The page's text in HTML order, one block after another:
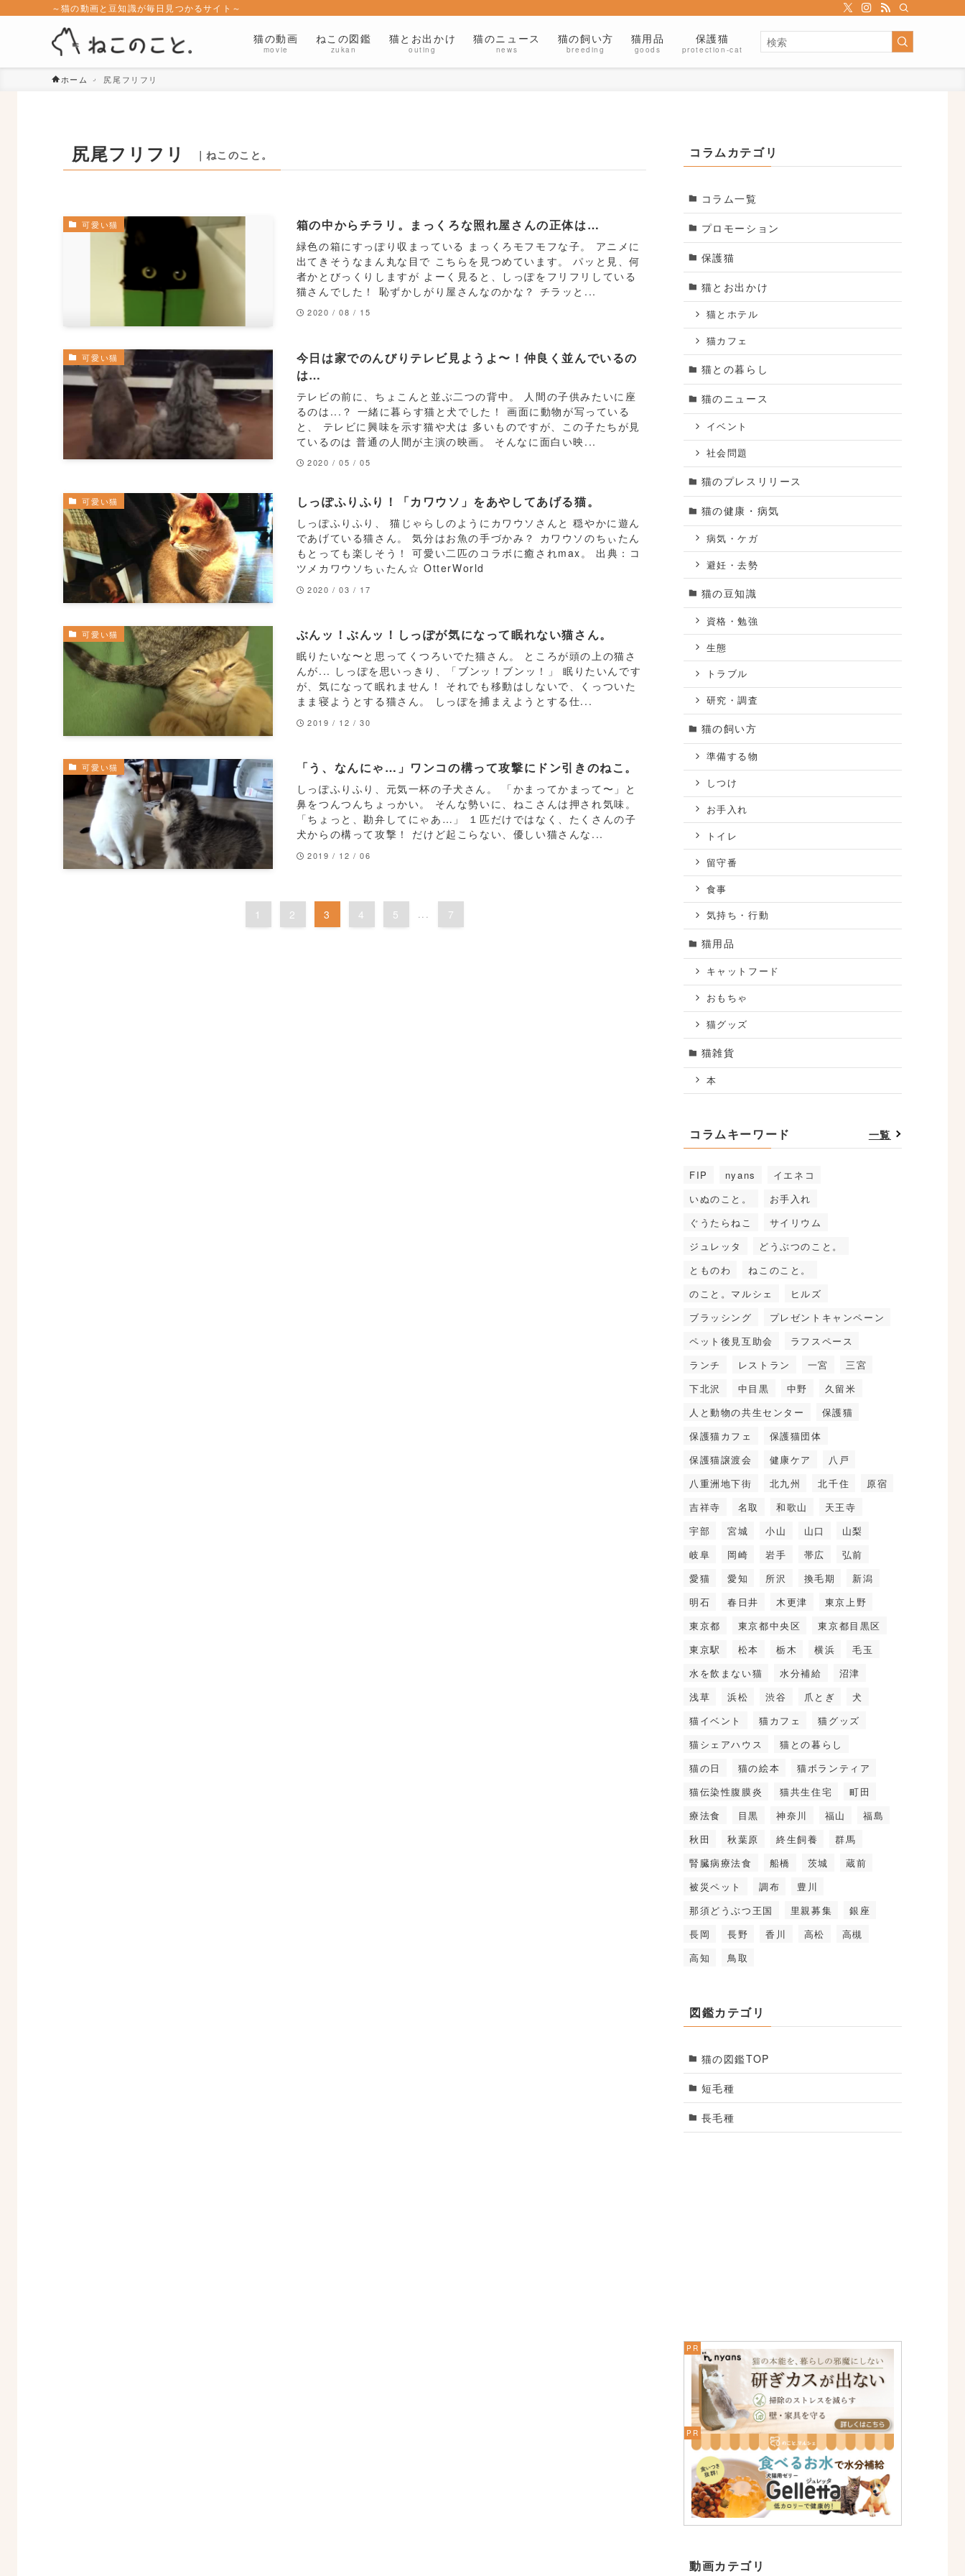
～猫の動画と豆知識が毎日見つかるサイト～
猫の動画
movie
ねこの図鑑
zukan
猫とお出かけ
outing
猫のニュース
news
猫の飼い方
breeding
猫用品
goods
保護猫
protection-cat
ホーム 尻尾フリフリ
尻尾フリフリ ｜ねこのこと。
可愛い猫 箱の中からチラリ。まっくろな照れ屋さんの正体は…
緑色の箱にすっぽり収まっている まっくろモフモフな子。 アニメに
出てきそうなまん丸な目で こちらを見つめています。 パッと見、何
者かとびっくりしますが よーく見ると、しっぽをフリフリしている
猫さんでした！ 恥ずかしがり屋さんなのかな？ チラッと...
2020 / 08 / 15
可愛い猫
今日は家でのんびりテレビ見ようよ〜！仲良く並んでいるの
は…
テレビの前に、ちょこんと並ぶ二つの背中。 人間の子供みたいに座
るのは...？ 一緒に暮らす猫と犬でした！ 画面に動物が写っている
と、 テレビに興味を示す猫や犬は 多いものですが、この子たちが見
ているのは 普通の人間が主演の映画。 そんなに面白い映...
2020 / 05 / 05
可愛い猫 しっぽふりふり！「カワウソ」をあやしてあげる猫。
しっぽふりふり、 猫じゃらしのようにカワウソさんと 穏やかに遊ん
であげている猫さん。 気分はお魚の手づかみ？ カワウソのちぃたん
もとっても楽しそう！ 可愛い二匹のコラボに癒されmax。 出典：コ
ツメカワウソちぃたん☆ OtterWorld
2020 / 03 / 17
可愛い猫 ぶんッ！ぶんッ！しっぽが気になって眠れない猫さん。
眠りたいな〜と思ってくつろいでた猫さん。 ところが頭の上の猫さ
んが... しっぽを思いっきり、「ブンッ！ブンッ！」 眠りたいんです
が、気になって眠れません！ それでも移動はしないで、くっついた
まま寝ようとする猫さん。 しっぽを捕まえようとする仕...
2019 / 12 / 30
可愛い猫 「う、なんにゃ…」ワンコの構って攻撃にドン引きのねこ。
しっぽふりふり、元気一杯の子犬さん。 「かまってかまって〜」と
鼻をつんつんちょっかい。 そんな勢いに、ねこさんは押され気味。
「ちょっと、勘弁してにゃあ…」 １匹だけではなく、たくさんの子
犬からの構って攻撃！ だけど起こらない、優しい猫さんな...
2019 / 12 / 06
1 2 3 4 5 ... 7
コラムカテゴリ
コラム一覧
プロモーション
保護猫
猫とお出かけ
猫とホテル
猫カフェ
猫との暮らし
猫のニュース
イベント
社会問題
猫のプレスリリース
猫の健康・病気
病気・ケガ
避妊・去勢
猫の豆知識
資格・勉強
生態
トラブル
研究・調査
猫の飼い方
準備する物
しつけ
お手入れ
トイレ
留守番
食事
気持ち・行動
猫用品
キャットフード
おもちゃ
猫グッズ
猫雑貨
本
コラムキーワード 一覧
FIP nyans
イエネコ
いぬのこと。
お手入れ
ぐうたらねこ
サイリウム
ジュレッタ
どうぶつのこと。
とものわ
ねこのこと。
のこと。マルシェ
ヒルズ
ブラッシング
プレゼントキャンペーン
ペット後見互助会
ラフスペース
ランチ
レストラン 一宮
三宮
下北沢
中目黒 中野
久留米
人と動物の共生センター
保護猫
保護猫カフェ
保護猫団体
保護猫譲渡会
健康ケア
八戸
八重洲地下街
北九州 北千住
原宿
吉祥寺
名取 和歌山
天王寺
宇部
宮城 小山 山口
山梨
岐阜
岡崎 岩手 帯広
弘前
愛猫
愛知 所沢 換毛期
新潟
明石
春日井 木更津
東京上野
東京都
東京都中央区
東京都目黒区
東京駅
松本 栃木 横浜
毛玉
水を飲まない猫
水分補給
沼津
浅草
浜松 渋谷 爪とぎ
犬
猫イベント
猫カフェ
猫グッズ
猫シェアハウス
猫との暮らし
猫の日
猫の絵本
猫ボランティア
猫伝染性腹膜炎
猫共生住宅
町田
療法食
目黒 神奈川 福山
福島
秋田
秋葉原 終生飼養
群馬
腎臓病療法食
船橋 茨城
蔵前
被災ペット
調布
豊川
那須どうぶつ王国
里親募集
銀座
長岡
長野 香川 高松
高槻
高知
鳥取
図鑑カテゴリ
猫の図鑑TOP
短毛種
長毛種
動画カテゴリ